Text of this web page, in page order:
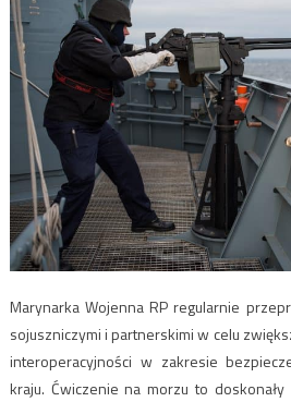
Marynarka Wojenna RP regularnie
sojuszniczymi i partnerskimi w celu
interoperacyjności w zakresie
kraju. Ćwiczenie na morzu to